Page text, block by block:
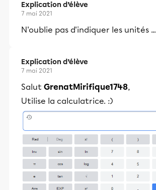
Explication d’élève
7 mai 2021
N'oublie pas d'indiquer les unités ...
Explication d’élève
7 mai 2021
Salut GrenatMirifique1748,
Utilise la calculatrice. :)